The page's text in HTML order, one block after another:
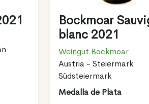
Bockmoar
blanc 2021
Weingut Bockmoar
Austria - Steiermark
Südsteiermark
Medalla de Plata